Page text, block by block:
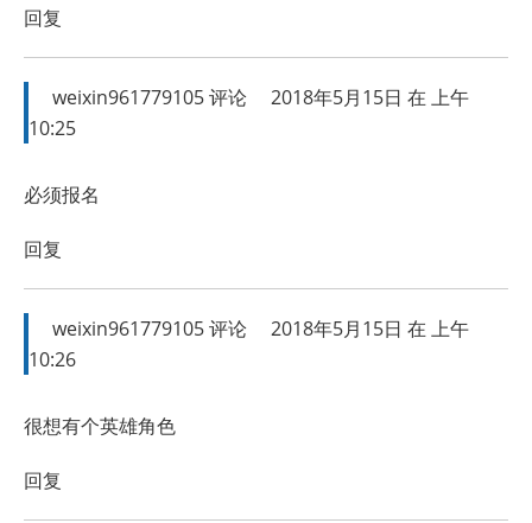
回复
weixin961779105评论
2018年5月15日 在 上午
10:25
必须报名
回复
weixin961779105评论
2018年5月15日 在 上午
10:26
很想有个英雄角色
回复